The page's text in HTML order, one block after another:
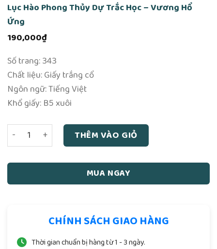
Lục Hào Phong Thủy Dự Trắc Học – Vương Hổ
Ứng
190,000₫
Số trang: 343
Chất liệu: Giấy trắng cổ
Ngôn ngữ: Tiếng Việt
Khổ giấy: B5 xuôi
Lục Hào Phong Thủy Dự Trắc Học - Vương Hổ Ứng số
THÊM VÀO GIỎ
MUA NGAY
CHÍNH SÁCH GIAO HÀNG
Thời gian chuẩn bị hàng từ 1 - 3 ngày.